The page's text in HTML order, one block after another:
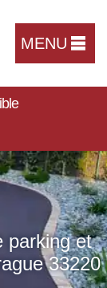
MENU
parking et
33220